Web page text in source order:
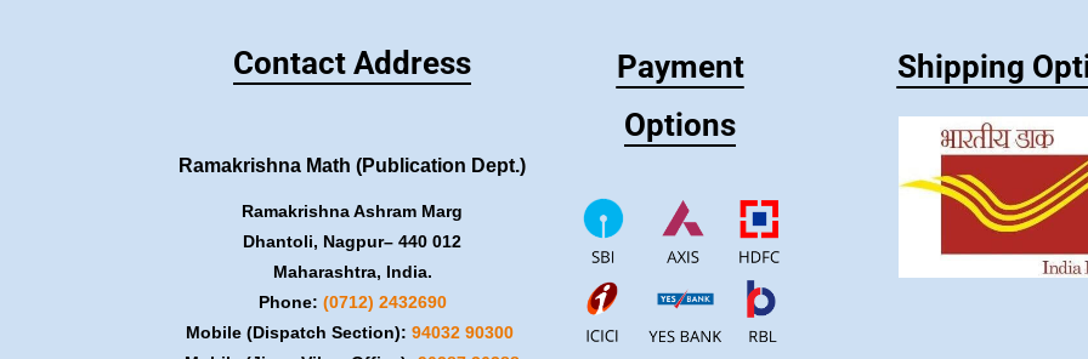
Contact Address
Ramakrishna Math (Publication Dept.)
Ramakrishna Ashram Marg
Dhantoli, Nagpur– 440 012
Maharashtra, India.
Phone: (0712) 2432690
Mobile (Dispatch Section): ​94032 90300
Payment
Options
Shipping